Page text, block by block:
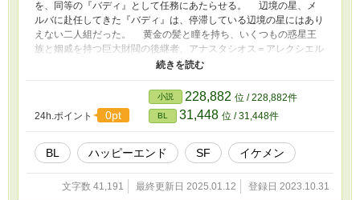
を、同等の『バディ』として任務にあたらせる。 辺境の星、メ
ルバに赴任してきた『バディ』は、停滞している辺境の星にはあり
えない二人組だった。 黄金の髪と瞳を持ち、いくつもの惑星王
族と姻戚を持つ巨大財閥の後継者、アナスタシオス＝アレクシエル
（アーシェ）＝シリル。 黒い強膜に白銀の縦長の光彩を持ち、
地球外人でありながら地球人に育てられた、シン＝テクラダ。
士官学校生でありながら、その有能さと特異性により、特務少佐と
して任務を与えられてきた。 今回の赴任は、前回の任務で（ほ
んの少し）やり過ぎた腹いせに、上層部が仕組んだものだと思って
いた二人だが、妬みと反発をぶつけてくる兵士たち、予算が削られ
続けてうらぶれた軍備、アーシェの実家にすり寄ろうとする惑星政
府、二人の容姿に群がる有象無象。 いつもながらの厄介事と思
っていたが、どうやら予想しえない『厄介事』がこの惑星には隠さ
れているようでーーーーー 身の心も預け合った最強『バディ』
24h.ポイント 0pt
小説 228,882 位 / 228,882件
BL 31,448 位 / 31,448件
BL ハッピーエンド SF イケメン
文字数 41,191 最終更新日 2025.01.12 登録日 2023.10.31